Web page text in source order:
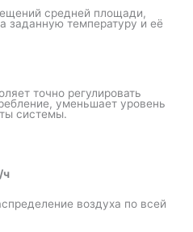
средней площади,
заданную температуру и её
точно регулировать
уменьшает уровень
системы.
ч
воздуха по всей